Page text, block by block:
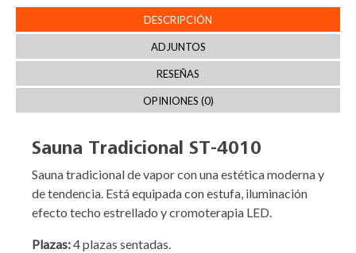
DESCRIPCIÓN
ADJUNTOS
RESEÑAS
OPINIONES (0)
Sauna Tradicional ST-4010
Sauna tradicional de vapor con una estética moderna y
de tendencia. Está equipada con estufa, iluminación
efecto techo estrellado y cromoterapia LED.
Plazas:4 plazas sentadas.